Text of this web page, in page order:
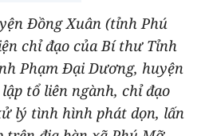
Đồng Xuân (tỉnh Phú
chỉ đạo của Bí thư Tỉnh
Phạm Đại Dương, huyện
tổ liên ngành, chỉ đạo
lý tình hình phát dọn, lấn